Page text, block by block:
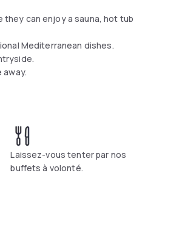
can enjoy a sauna, hot tub
Mediterranean dishes.
away.
Laissez-vous tenter par nos
buffets à volonté.